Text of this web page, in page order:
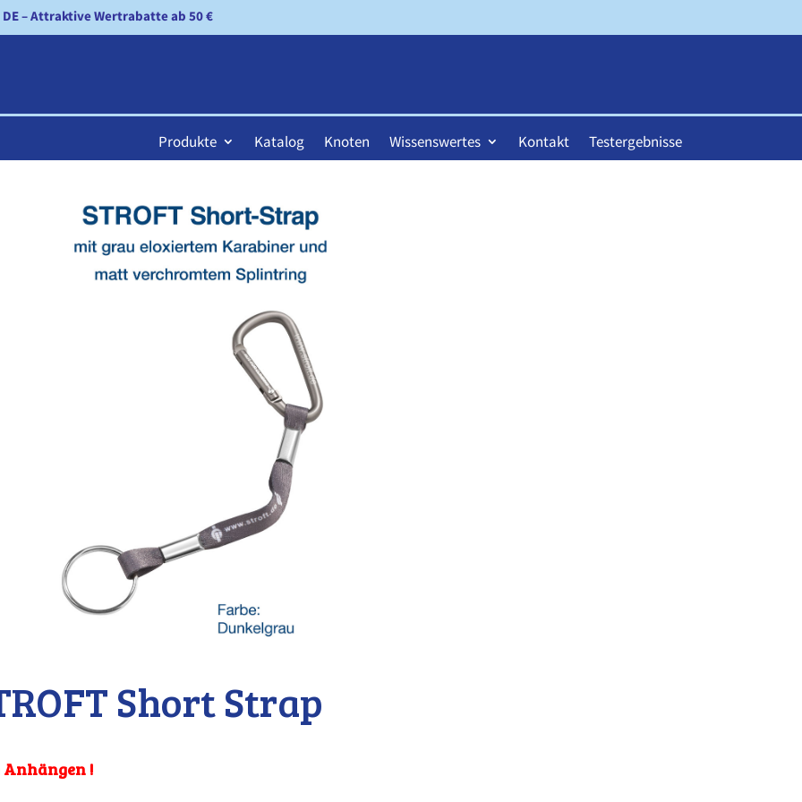
– Attraktive Wertrabatte ab 50 €
Produkte Katalog Knoten Wissenswertes Kontakt Testergebnisse
Short Strap
Anhängen !